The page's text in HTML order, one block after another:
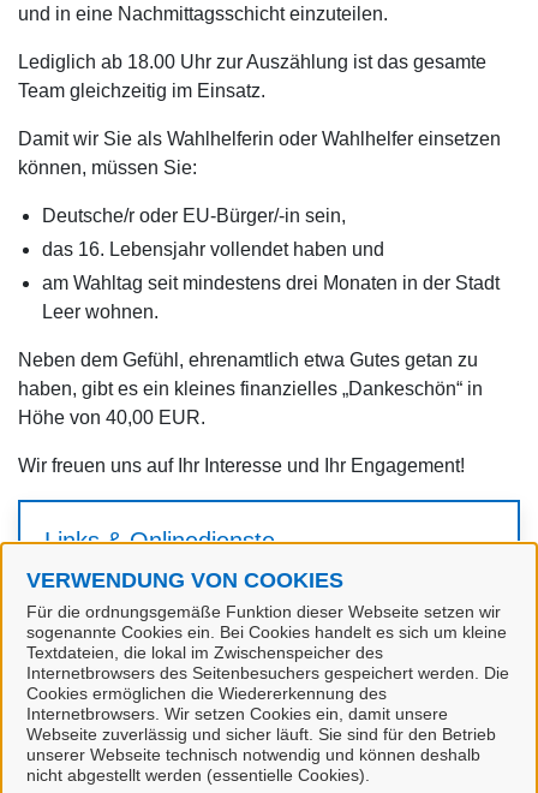
VERWENDUNG VON COOKIES
Für die ordnungsgemäße Funktion dieser Webseite setzen wir
sogenannte Cookies ein. Bei Cookies handelt es sich um kleine
Textdateien, die lokal im Zwischenspeicher des
Internetbrowsers des Seitenbesuchers gespeichert werden. Die
Cookies ermöglichen die Wiedererkennung des
Internetbrowsers. Wir setzen Cookies ein, damit unsere
Webseite zuverlässig und sicher läuft. Sie sind für den Betrieb
unserer Webseite technisch notwendig und können deshalb
nicht abgestellt werden (essentielle Cookies).
und in eine Nachmittagsschicht einzuteilen.
Lediglich ab 18.00 Uhr zur Auszählung ist das gesamte
Team gleichzeitig im Einsatz.
Damit wir Sie als Wahlhelferin oder Wahlhelfer einsetzen
können, müssen Sie:
Deutsche/r oder EU-Bürger/-in sein,
das 16. Lebensjahr vollendet haben und
am Wahltag seit mindestens drei Monaten in der Stadt
Leer wohnen.
Neben dem Gefühl, ehrenamtlich etwa Gutes getan zu
haben, gibt es ein kleines finanzielles „Dankeschön“ in
Höhe von 40,00 EUR.
Wir freuen uns auf Ihr Interesse und Ihr Engagement!
Links & Onlinedienste
zum Antragsverfahren